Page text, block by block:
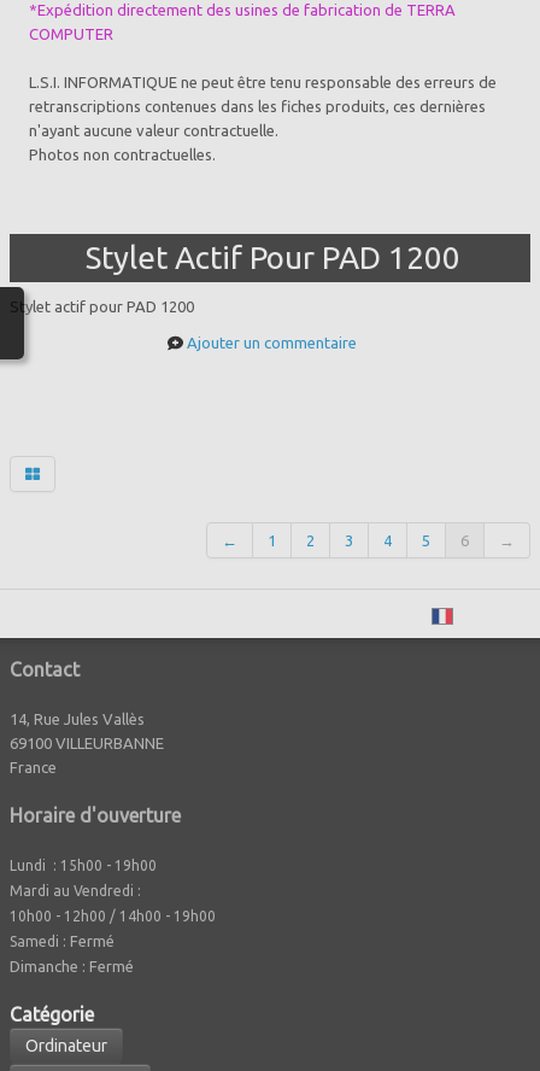
*Expédition directement des usines de fabrication de TERRA
COMPUTER
L.S.I. INFORMATIQUE ne peut être tenu responsable des erreurs de
retranscriptions contenues dans les fiches produits, ces dernières
n'ayant aucune valeur contractuelle.
Photos non contractuelles.
Stylet Actif Pour PAD 1200
Stylet actif pour PAD 1200
Ajouter un commentaire
← 1 2 3 4 5 6 →
Contact
14, Rue Jules Vallès
69100 VILLEURBANNE
France
Horaire d'ouverture
Lundi : 15h00 - 19h00
Mardi au Vendredi :
10h00 - 12h00 / 14h00 - 19h00
Samedi : Fermé
Dimanche : Fermé
Catégorie
Ordinateur